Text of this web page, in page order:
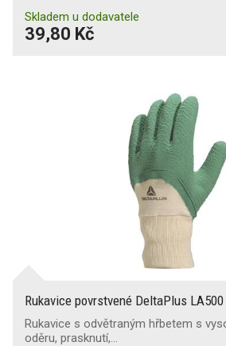
Skladem u dodavatele
39,80 Kč
Rukavice povrstvené DeltaPlus
Rukavice s odvětraným hřbetem s
oděru, prasknutí,…